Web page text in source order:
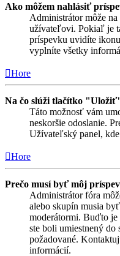
Ako môžem nahlásiť
Administrátor môže
užívateľovi. Pokiaľ je
príspevku uvidíte
vyplníte všetky
Hore
Na čo slúži tlačítko
Táto možnosť vám
neskoršie odoslanie.
Užívateľský panel,
Hore
Prečo musí byť môj
Administrátor fóra
alebo skupín musia
moderátormi. Buďto je
ste boli umiestnený
požadované.
informácií.